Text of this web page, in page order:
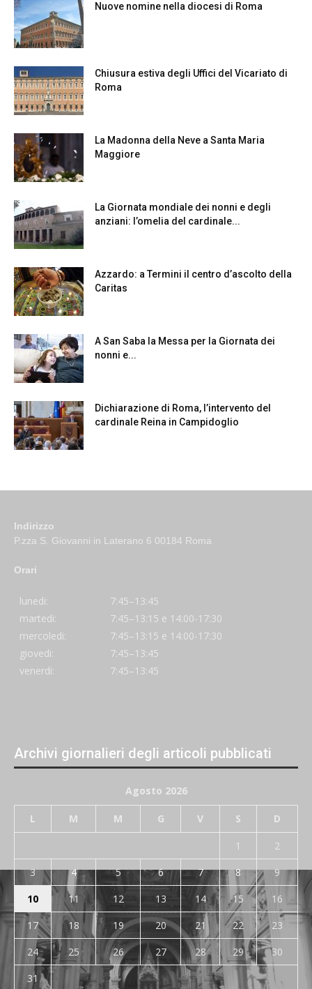
Nuove nomine nella diocesi di Roma
Chiusura estiva degli Uffici del Vicariato di
Roma
La Madonna della Neve a Santa Maria
Maggiore
La Giornata mondiale dei nonni e degli
anziani: l’omelia del cardinale...
Azzardo: a Termini il centro d’ascolto della
Caritas
A San Saba la Messa per la Giornata dei
nonni e...
Dichiarazione di Roma, l’intervento del
cardinale Reina in Campidoglio
Indirizzo
P.zza S. Giovanni in Laterano 6 00184 Roma
Orari
lunedi:
7:45–13:45
martedi:
7:45–13:15 e 14:00-17:30
mercoledi:
7:45–13:15 e 14:00-17:30
giovedi:
7:45–13:45
venerdi:
7:45–13:45
Archivi giornalieri degli articoli pubblicati
Agosto 2026
L M M G V S D
1
2
3
4 5 6 7 8
9
10
11 12 13 14 15
16
17
18 19 20 21 22
23
24
25 26 27 28 29
30
31